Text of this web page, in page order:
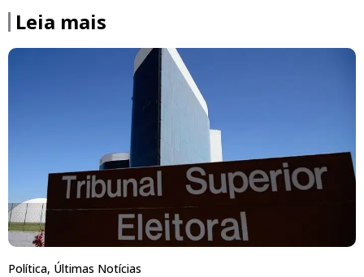
Leia mais
Política, Últimas Notícias